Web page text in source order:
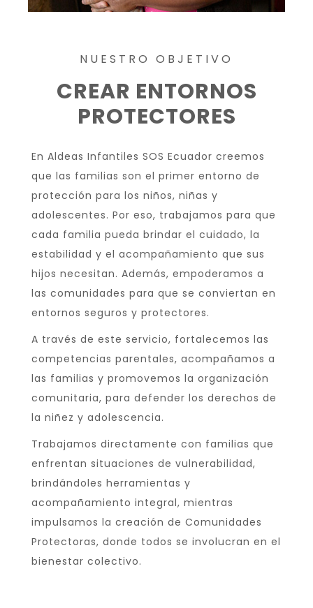
NUESTRO OBJETIVO
CREAR ENTORNOS
PROTECTORES
En Aldeas Infantiles SOS Ecuador creemos
que las familias son el primer entorno de
protección para los niños, niñas y
adolescentes. Por eso, trabajamos para que
cada familia pueda brindar el cuidado, la
estabilidad y el acompañamiento que sus
hijos necesitan. Además, empoderamos a
las comunidades para que se conviertan en
entornos seguros y protectores.
A través de este servicio, fortalecemos las
competencias parentales, acompañamos a
las familias y promovemos la organización
comunitaria, para defender los derechos de
la niñez y adolescencia.
Trabajamos directamente con familias que
enfrentan situaciones de vulnerabilidad,
brindándoles herramientas y
acompañamiento integral, mientras
impulsamos la creación de Comunidades
Protectoras, donde todos se involucran en el
bienestar colectivo.